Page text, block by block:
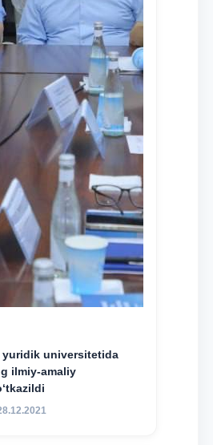
universitetida
ilmiy-amaliy